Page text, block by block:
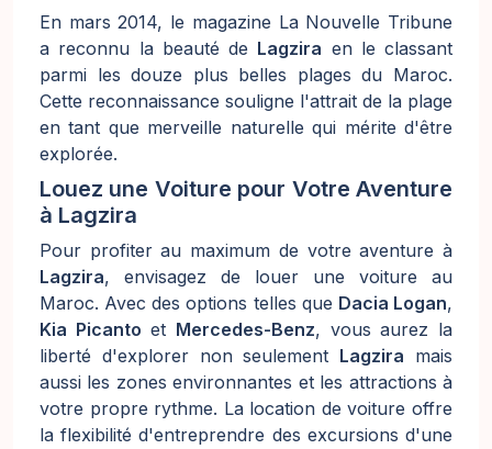
En mars 2014, le magazine La Nouvelle Tribune
a reconnu la beauté de Lagzira en le classant
parmi les douze plus belles plages du Maroc.
Cette reconnaissance souligne l'attrait de la plage
en tant que merveille naturelle qui mérite d'être
explorée.
Louez une Voiture pour Votre Aventure
à Lagzira
Pour profiter au maximum de votre aventure à
Lagzira, envisagez de louer une voiture au
Maroc. Avec des options telles que Dacia Logan,
Kia Picanto et Mercedes-Benz, vous aurez la
liberté d'explorer non seulement Lagzira mais
aussi les zones environnantes et les attractions à
votre propre rythme. La location de voiture offre
la flexibilité d'entreprendre des excursions d'une